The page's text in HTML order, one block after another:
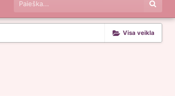
Visa veikla